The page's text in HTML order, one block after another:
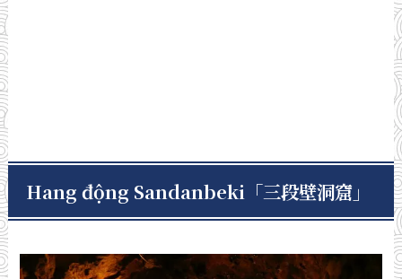
Hang động Sandanbeki「三段壁洞窟」